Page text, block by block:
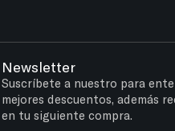
Newsletter
Suscríbete a nuestro para
mejores descuentos, además
en tu siguiente compra.